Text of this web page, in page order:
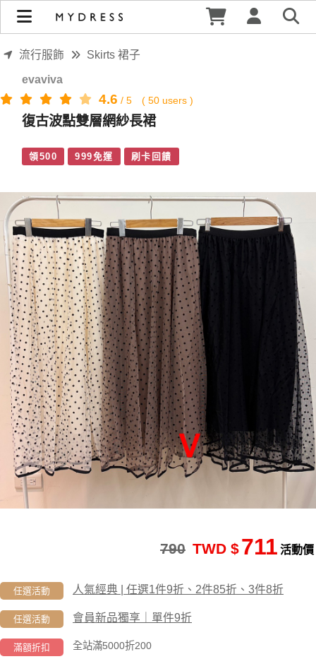
復古波點雙層網紗長裙 | MYDRESS 時裳韓風
流行服飾 Skirts 裙子
evaviva
4.6 / 5 ( 50 users )
復古波點雙層網紗長裙
領500 999免運 刷卡回饋
活動價
711
TWD $
790
任選活動 人氣經典 | 任選1件9折、2件85折、3件8折
任選活動 會員新品獨享｜單件9折
滿額折扣 全站滿5000折200